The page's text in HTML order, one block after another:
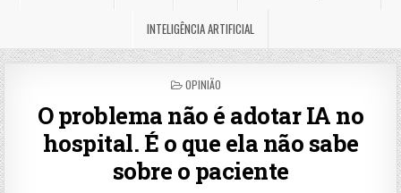
INTELIGÊNCIA ARTIFICIAL
POSTED
OPINIÃO
O problema não é adotar IA no
hospital. É o que ela não sabe
sobre o paciente